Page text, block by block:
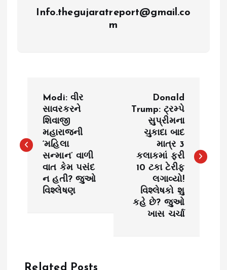
Info.thegujaratreport@gmail.co
m
s
Modi: વીર
સાવરકરને
શિવાજી
મહારાજની
‘મહિલા
સન્માન’ વાળી
વાત કેમ પસંદ
ન હતી? જુઓ
વિશ્લેષણ
Donald
Trump: ટ્રમ્પે
સુપ્રીમના
ચુકાદા બાદ
માત્ર 3
કલાકમાં ફરી
10 ટકા ટેરીફ
લગાવ્યો!
વિશ્લેષકો શુ
કહે છે? જુઓ
ખાસ ચર્ચા
Related Posts